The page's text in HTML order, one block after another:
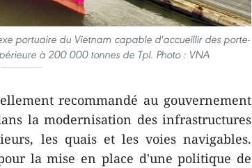
portuaire du Vietnam capable d'accueillir des porte-
à 200 000 tonnes de Tpl. Photo : VNA
recommandé au gouvernement
la modernisation des infrastructures
les quais et les voies navigables.
la mise en place d'une politique de